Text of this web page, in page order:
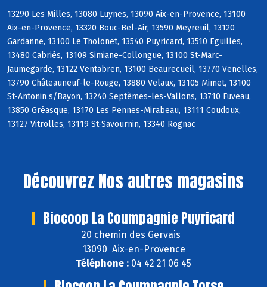
13290 Les Milles, 13080 Luynes, 13090 Aix-en-Provence, 13100
Aix-en-Provence, 13320 Bouc-Bel-Air, 13590 Meyreuil, 13120
Gardanne, 13100 Le Tholonet, 13540 Puyricard, 13510 Eguilles,
13480 Cabriès, 13109 Simiane-Collongue, 13100 St-Marc-
Jaumegarde, 13122 Ventabren, 13100 Beaurecueil, 13770 Venelles,
13790 Châteauneuf-le-Rouge, 13880 Velaux, 13105 Mimet, 13100
St-Antonin s/Bayon, 13240 Septèmes-les-Vallons, 13710 Fuveau,
13850 Gréasque, 13170 Les Pennes-Mirabeau, 13111 Coudoux,
13127 Vitrolles, 13119 St-Savournin, 13340 Rognac
Découvrez Nos autres magasins
Biocoop La Coumpagnie Puyricard
20 chemin des Gervais
13090 Aix-en-Provence
Téléphone : 04 42 21 06 45